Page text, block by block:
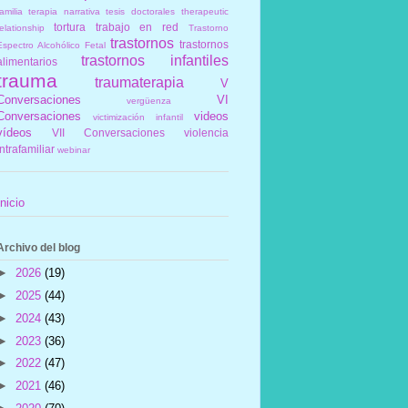
terapia narrativa tesis doctorales
therapeutic
tortura trabajo en red
Trastorno
Alcohólico Fetal trastornos trastornos
trastornos infantiles
traumaterapia
V
vergüenza
VI
victimización infantil
videos
VII Conversaciones
violencia
webinar
del blog
2026 (19)
2025 (44)
2024 (43)
2023 (36)
2022 (47)
2021 (46)